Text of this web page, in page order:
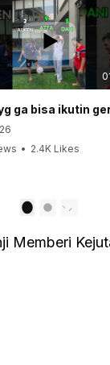
• 2.4K Likes
2
Memberi